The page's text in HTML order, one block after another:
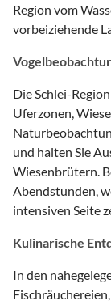
Region vom
vorbeiziehende
Die Schlei-
Uferzonen,
und halten Sie
Wiesenbrütern.
Abendstunden,
intensiven Seite
Kulinarische
In den